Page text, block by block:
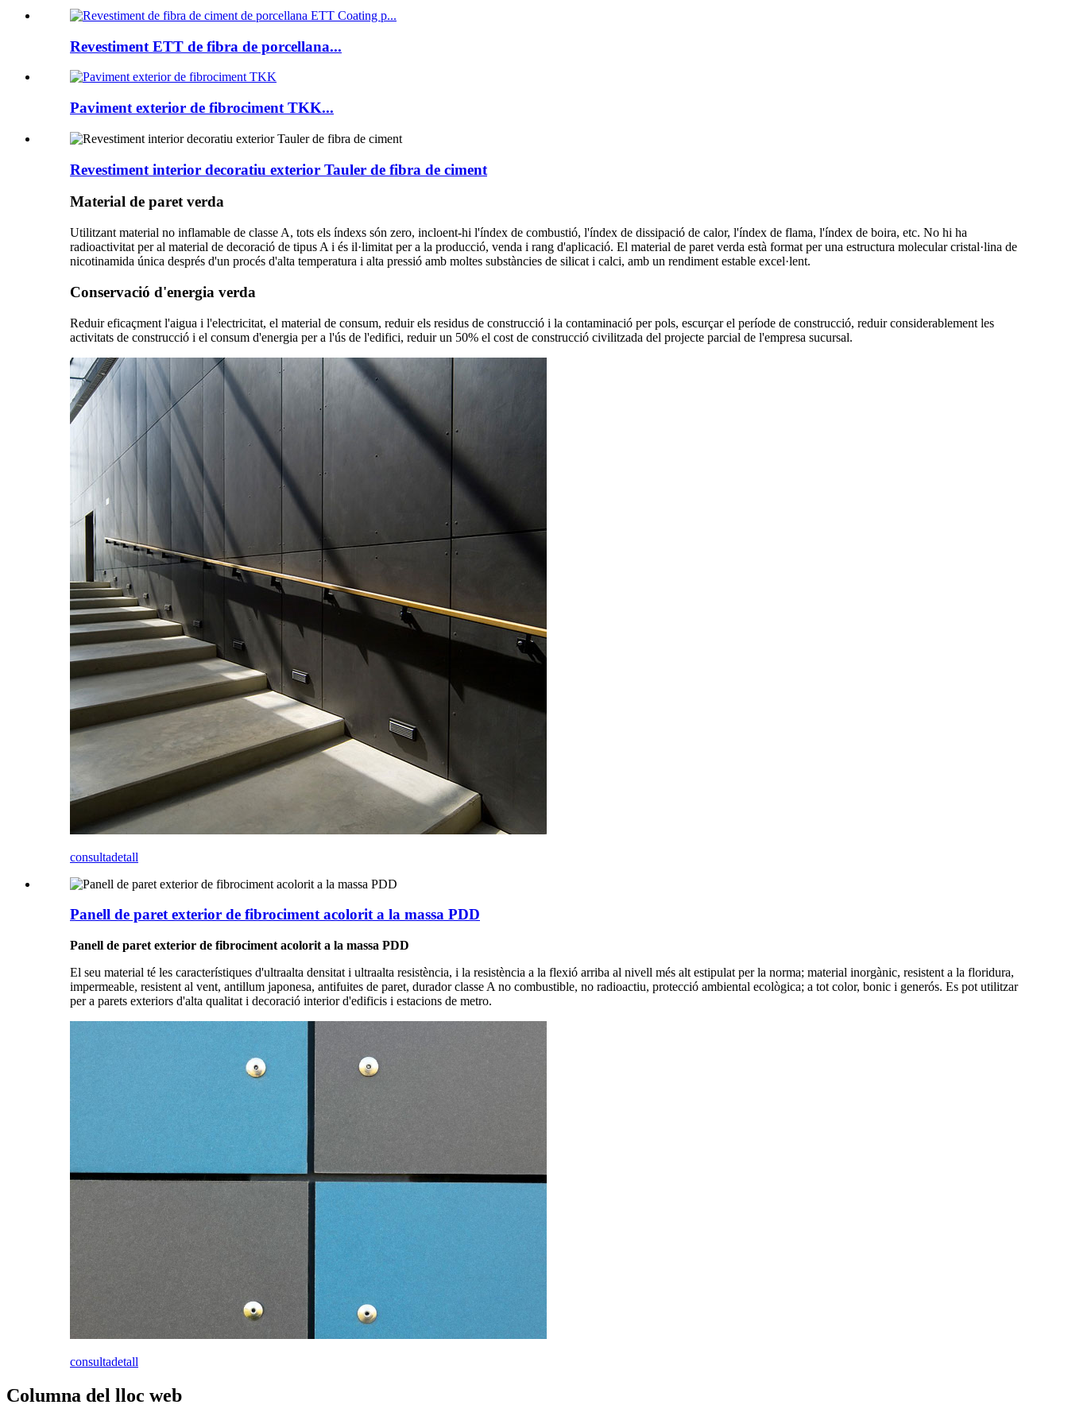
Revestiment ETT de fibra de porcellana...
Paviment exterior de fibrociment TKK...
Revestiment interior decoratiu exterior Tauler de fibra de ciment
Material de paret verda
Utilitzant material no inflamable de classe A, tots els índexs són zero, incloent-hi l'índex de combustió, l'índex de dissipació de calor, l'índex de flama, l'índex de boira, etc. No hi ha
radioactivitat per al material de decoració de tipus A i és il·limitat per a la producció, venda i rang d'aplicació. El material de paret verda està format per una estructura molecular cristal·lina de
nicotinamida única després d'un procés d'alta temperatura i alta pressió amb moltes substàncies de silicat i calci, amb un rendiment estable excel·lent.
Conservació d'energia verda
Reduir eficaçment l'aigua i l'electricitat, el material de consum, reduir els residus de construcció i la contaminació per pols, escurçar el període de construcció, reduir considerablement les
activitats de construcció i el consum d'energia per a l'ús de l'edifici, reduir un 50% el cost de construcció civilitzada del projecte parcial de l'empresa sucursal.
consultadetall
Panell de paret exterior de fibrociment acolorit a la massa PDD
Panell de paret exterior de fibrociment acolorit a la massa PDD
El seu material té les característiques d'ultraalta densitat i ultraalta resistència, i la resistència a la flexió arriba al nivell més alt estipulat per la norma; material inorgànic, resistent a la floridura,
impermeable, resistent al vent, antillum japonesa, antifuites de paret, durador classe A no combustible, no radioactiu, protecció ambiental ecològica; a tot color, bonic i generós. Es pot utilitzar
per a parets exteriors d'alta qualitat i decoració interior d'edificis i estacions de metro.
consultadetall
Columna del lloc web